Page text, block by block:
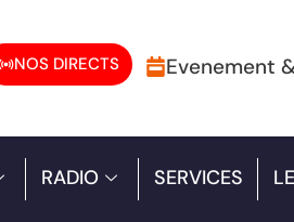
NOS DIRECTS Evenement
RADIO SERVICES